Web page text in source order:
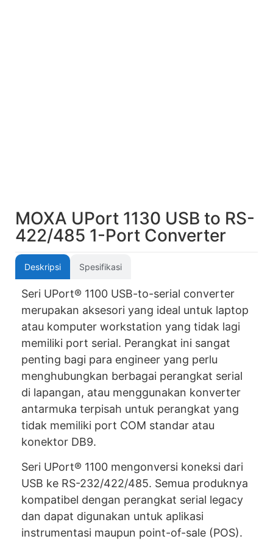
MOXA UPort 1130 USB to RS-
422/485 1-Port Converter
Deskripsi Spesifikasi
Seri UPort® 1100 USB-to-serial converter
merupakan aksesori yang ideal untuk laptop
atau komputer workstation yang tidak lagi
memiliki port serial. Perangkat ini sangat
penting bagi para engineer yang perlu
menghubungkan berbagai perangkat serial
di lapangan, atau menggunakan konverter
antarmuka terpisah untuk perangkat yang
tidak memiliki port COM standar atau
konektor DB9.
Seri UPort® 1100 mengonversi koneksi dari
USB ke RS-232/422/485. Semua produknya
kompatibel dengan perangkat serial legacy
dan dapat digunakan untuk aplikasi
instrumentasi maupun point-of-sale (POS).